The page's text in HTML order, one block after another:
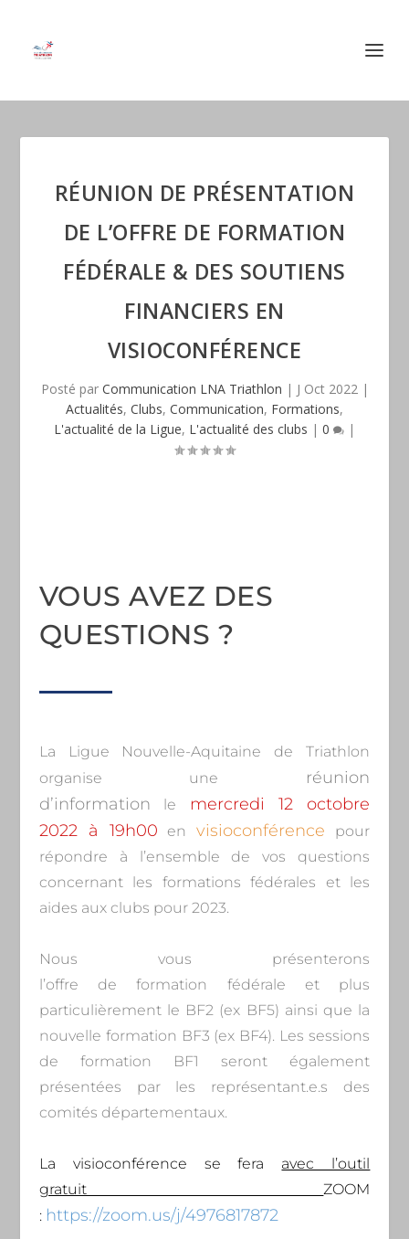
RÉUNION DE PRÉSENTATION
DE L’OFFRE DE FORMATION
FÉDÉRALE & DES SOUTIENS
FINANCIERS EN
VISIOCONFÉRENCE
Posté par Communication LNA Triathlon | J Oct 2022|
Actualités, Clubs, Communication, Formations,
L'actualité de la Ligue, L'actualité des clubs | 0 |
VOUS AVEZ DES
QUESTIONS ?
La Ligue Nouvelle-Aquitaine de Triathlon
organise une réunion
d’information le mercredi 12 octobre
2022 à 19h00 envisioconférence pour
répondre à l’ensemble de vos questions
concernant les formations fédérales et les
aides aux clubs pour 2023.
Nous vous présenterons
l’offre de formation fédérale et plus
particulièrement le BF2 (ex BF5) ainsi que la
nouvelle formation BF3 (ex BF4). Les sessions
de formation BF1 seront également
présentées par les représentant.e.s des
comités départementaux.
La visioconférence se fera avec l’outil
gratuitZOOM
: https://zoom.us/j/4976817872